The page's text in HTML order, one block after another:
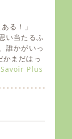
る！」
い当たるふ
誰かがいっ
かまだはっ
Plus